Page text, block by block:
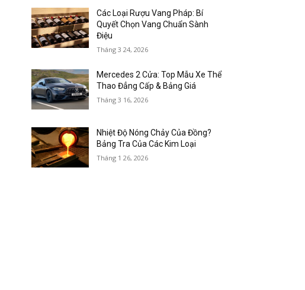
Các Loại Rượu Vang Pháp: Bí
Quyết Chọn Vang Chuẩn Sành
Điệu
Tháng 3 24, 2026
Mercedes 2 Cửa: Top Mẫu Xe Thể
Thao Đẳng Cấp & Bảng Giá
Tháng 3 16, 2026
Nhiệt Độ Nóng Chảy Của Đồng?
Bảng Tra Của Các Kim Loại
Tháng 1 26, 2026